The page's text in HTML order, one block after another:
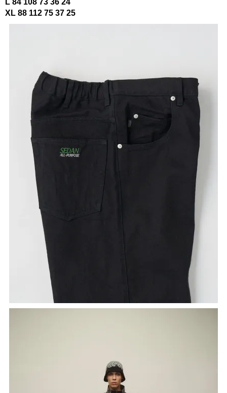
L 84 108 73 36 24
XL 88 112 75 37 25